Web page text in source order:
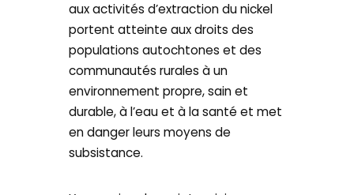
aux activités d’extraction du nickel
portent atteinte aux droits des
populations autochtones et des
communautés rurales à un
environnement propre, sain et
durable, à l’eau et à la santé et met
en danger leurs moyens de
subsistance.